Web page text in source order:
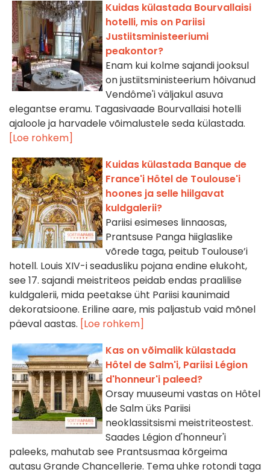
Kuidas külastada Bourvallaisi
hotelli, mis on Pariisi
Justiitsministeeriumi
peakontor?
Enam kui kolme sajandi jooksul
on justiitsministeerium hõivanud
Vendôme'i väljakul asuva
elegantse eramu. Tagasivaade Bourvallaisi hotelli
ajaloole ja harvadele võimalustele seda külastada.
[Loe rohkem]
Kuidas külastada Banque de
France'i Hôtel de Toulouse'i
hoones ja selle hiilgavat
kuldgalerii?
Pariisi esimeses linnaosas,
Prantsuse Panga hiiglaslike
võrede taga, peitub Toulouse’i
hotell. Louis XIV-i seadusliku pojana endine elukoht,
see 17. sajandi meistriteos peidab endas praalilise
kuldgalerii, mida peetakse üht Pariisi kaunimaid
dekoratsioone. Eriline aare, mis paljastub vaid mõnel
päeval aastas. [Loe rohkem]
Kas on võimalik külastada
Hôtel de Salm'i, Pariisi Légion
d'honneur'i paleed?
Orsay muuseumi vastas on Hôtel
de Salm üks Pariisi
neoklassitsismi meistriteostest.
Saades Légion d'honneur'i
paleeks, mahutab see Prantsusmaa kõrgeima
autasu Grande Chancellerie. Tema uhke rotondi taga